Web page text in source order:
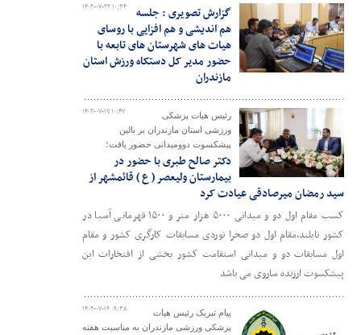
۱۴۰۲-۰۷-۲۲ ۱۰:۳۴
گزارش تصویری : جلسه
هم اندیشی و هم افزایی با روسای
هیات های شهرستان های تابعه با
حضور مدیر کل دستکاه ورزش استان
مازندران
۱۴۰۲-۰۷-۱۷ ۱۰:۴۷
رئیس هیات پزشکی
ورزشی استان مازندران بر بالین
پیشکسوت دوومیدانی حضور یافت؛
دکتر صالح طبری با حضور در
بیمارستان ولیعصر ( ع ) قائمشهر از
سید رمضان میرصادقی عیادت کرد
​کسب مقام اول دو و میدانی ۵۰۰۰ هزار متر و ۱۵۰۰ قهرمانی آسیا در
کشور تایلند،مقام اول دو صحرا نوردی مسابقات کارگری کشور و مقام
اول مسابقات دو و میدانی استقامت کشور بخشی از افتخارات این
پیشکسوت ارزنده ساروی می باشد
۱۴۰۲-۰۷-۱۶ ۰۹:۳۸
پیام تبریک رئیس هیات
پزشکی ورزشی مازندران به مناسبت هفته